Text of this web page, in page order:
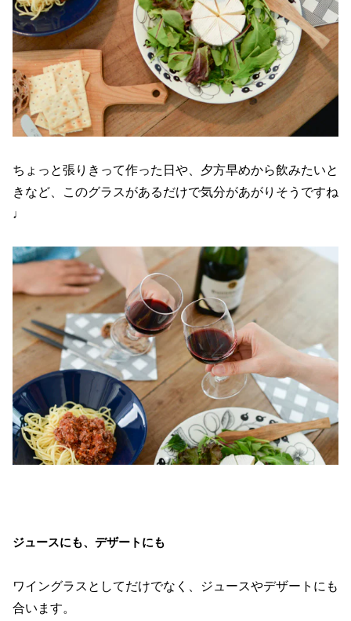
ちょっと張りきって作った日や、夕方早めから飲みたいと
きなど、このグラスがあるだけで気分があがりそうですね
♩
ジュースにも、デザートにも
ワイングラスとしてだけでなく、ジュースやデザートにも
合います。